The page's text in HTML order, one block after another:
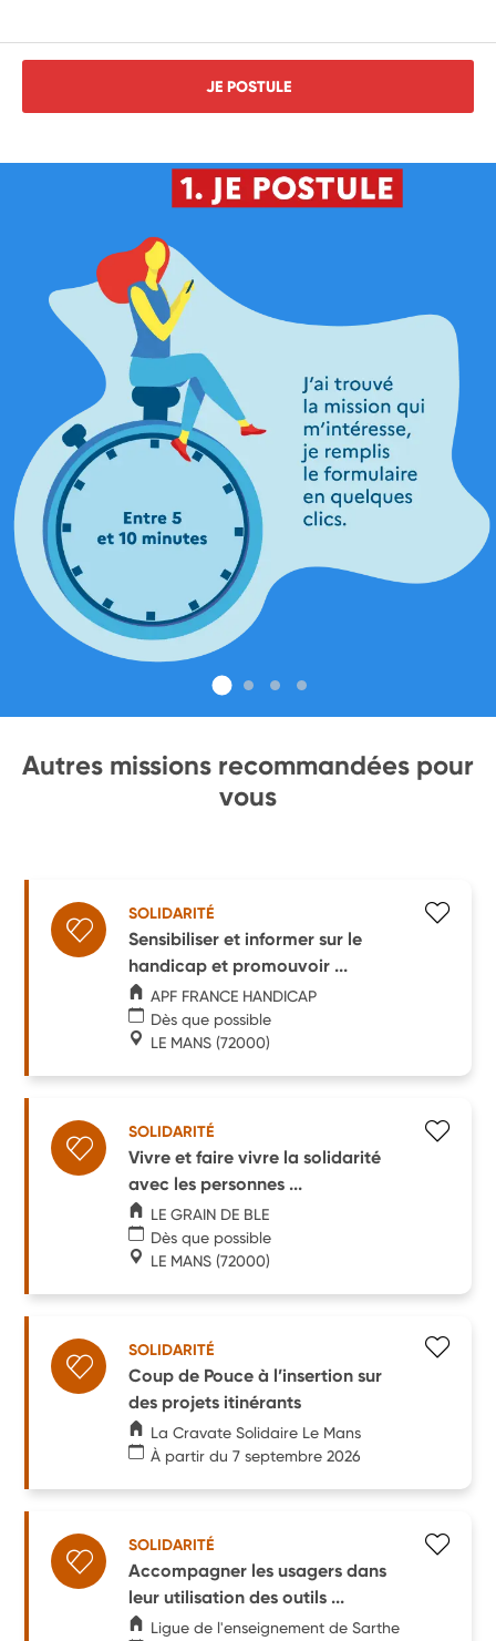
JE POSTULE
Autres missions recommandées pour
vous
SOLIDARITÉ
Sensibiliser et informer sur le
handicap et promouvoir ...
APF FRANCE HANDICAP
Dès que possible
LE MANS (72000)
SOLIDARITÉ
Vivre et faire vivre la solidarité
avec les personnes ...
LE GRAIN DE BLE
Dès que possible
LE MANS (72000)
SOLIDARITÉ
Coup de Pouce à l’insertion sur
des projets itinérants
La Cravate Solidaire Le Mans
À partir du 7 septembre 2026
SOLIDARITÉ
Accompagner les usagers dans
leur utilisation des outils ...
Ligue de l'enseignement de Sarthe